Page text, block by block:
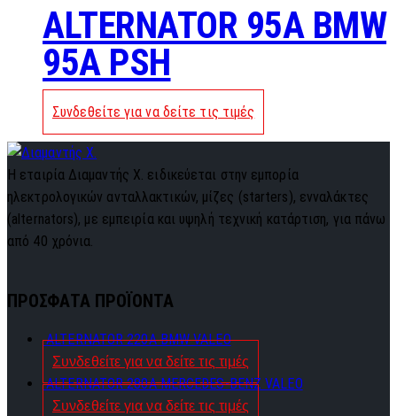
ALTERNATOR 95A BMW
95A PSH
Συνδεθείτε για να δείτε τις τιμές
Η εταιρία Διαμαντής Χ. ειδικεύεται στην εμπορία
ηλεκτρολογικών ανταλλακτικών, μίζες (starters), ενναλάκτες
(alternators), με εμπειρία και υψηλή τεχνική κατάρτιση, για πάνω
από 40 χρόνια.
ΠΡΟΣΦΑΤΑ ΠΡΟΪΟΝΤΑ
ALTERNATOR 220A BMW VALEO
Συνδεθείτε για να δείτε τις τιμές
ALTERNATOR 280A MERCEDES-BENZ VALEO
Συνδεθείτε για να δείτε τις τιμές